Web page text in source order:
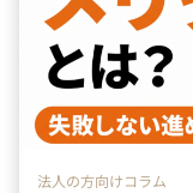
法人の方向けコラム